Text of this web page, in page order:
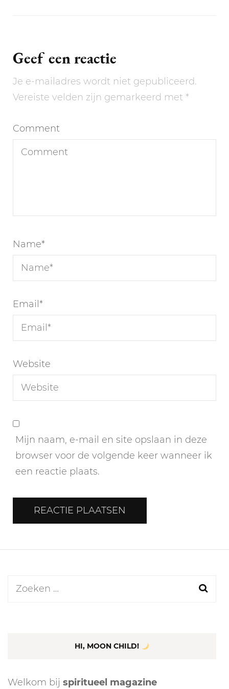
Geef een reactie
Je e-mailadres wordt niet gepubliceerd.
Vereiste velden zijn gemarkeerd met *
Comment
Name*
Email *
Website
Mijn naam, e-mail en site opslaan in deze
browser voor de volgende keer wanneer ik
een reactie plaats.
Zoeken
HI, MOON CHILD!
Welkom bij spiritueel magazine